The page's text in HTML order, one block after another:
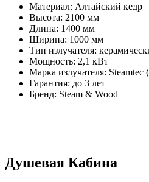
Материал: Алтайский кедр
Высота: 2100 мм
Длина: 1400 мм
Ширина: 1000 мм
Тип излучателя:
Мощность: 2,1 кВт
Марка излучателя: Steamtec
Гарантия: до 3 лет
Бренд: Steam & Wood
Душевая Кабина